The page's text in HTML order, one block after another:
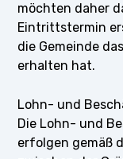
möchten daher
Eintrittstermin
die Gemeinde
erhalten hat.
Lohn- und
Die Lohn- und
erfolgen gemäß